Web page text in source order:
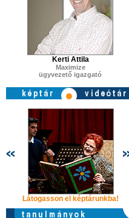
Kerti Attila
Maximize
ügyvezető igazgató
Látogasson el képtárunkba!